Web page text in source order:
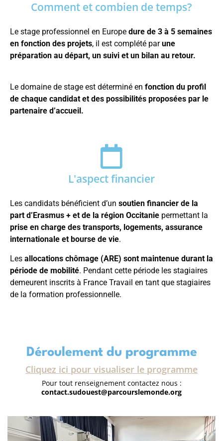
Comment et combien de temps?
Le stage professionnel en Europe dure de 3 à 5 semaines
en fonction des projets, il est complété parune
préparation au départ, un suivi et un bilan au retour.
Le domaine de stage est déterminé en fonction du profil
de chaque candidat et des possibilités proposées par le
partenaire d’accueil.
L'aspect financier
Les candidats bénéficient d’un soutien financier de la
part d’Erasmus + et de la région Occitanie permettant la
prise en charge des transports, logements, assurance
internationale et bourse de vie.
Les allocations chômage (ARE) sont maintenue durant la
période de mobilité. Pendant cette période les stagiaires
demeurent inscrits à France Travail en tant que stagiaires
de la formation professionnelle.
Déroulement du programme
Cliquez ici pour visualiser le programme
Pour tout renseignement contactez nous :
contact.sudouest@parcourslemonde.org